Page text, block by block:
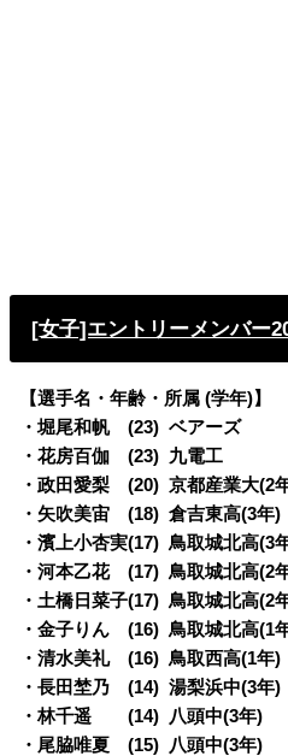
[女子]エントリーメンバー
【選手名・年齢・所属 (学年)】
・堀尾和帆 (23) ベアーズ
・花房百伽 (23) 九電工
・政田愛梨 (20) 京都産業大(2
・矢吹美宙 (18) 倉吉東高(3年)
・濱上小杏実(17) 鳥取城北高(3
・河本乙花 (17) 鳥取城北高(2
・土橋日菜子(17) 鳥取城北高(2
・金子りん (16) 鳥取城北高(1
・清水美礼 (16) 鳥取西高(1年)
・長田埜乃 (14) 湯梨浜中(3年)
・林千遥 (14) 八頭中(3年)
・尾脇唯夏 (15) 八頭中(3年)